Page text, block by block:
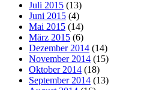
Juli 2015 (13)
Juni 2015 (4)
Mai 2015 (14)
März 2015 (6)
Dezember 2014 (14)
November 2014 (15)
Oktober 2014 (18)
September 2014 (13)